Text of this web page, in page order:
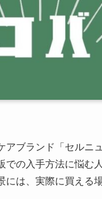
ブランド「セルニ
の入手方法に悩む
は、実際に買える